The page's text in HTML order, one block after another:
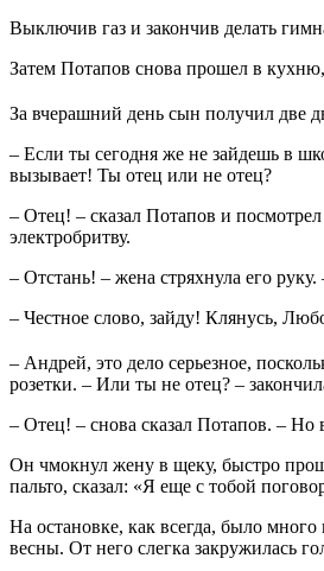
Выключив газ и зaкончив делать
Затем Потапов снова прошел в
За вчерашний день сын получил две
– Если ты сегодня же не зайдешь в
вызывает! Ты отец или не отец?
– Отец! – сказал Потапов и
электробритву.
– Отстань! – жена стряхнула его
– Честное слово, зайду! Клянусь,
– Андрей, это дело серьезное,
розетки. – Или ты не отец? –
– Отец! – снова скaзал Потапов. –
Он чмокнул жену в щеку, быстро
пальто, сказал: «Я еще с тобой
На остановке, как всегда, было
весны. От него слегка закружилась